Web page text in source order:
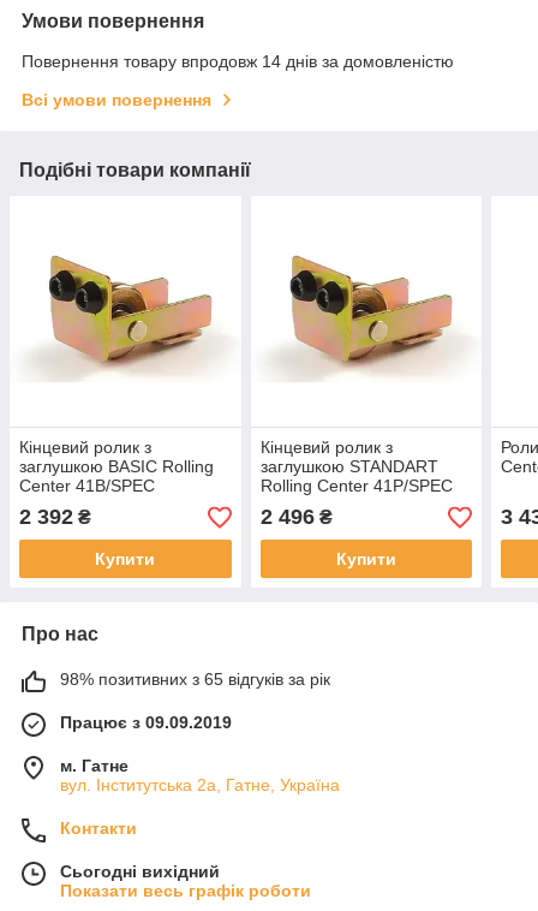
Умови повернення
Повернення товару впродовж 14 днів за домовленістю
Всі умови повернення
Подібні товари компанії
Кінцевий ролик з
заглушкою BASIC Rolling
Center 41B/SPEC
2 392 ₴
Купити
Кінцевий ролик з
заглушкою STANDART
Rolling Center 41P/SPEC
2 496₴
Купити
3
Про нас
98% позитивних з 65 відгуків за рік
Працює з 09.09.2019
м. Гатне
вул. Інститутська 2а, Гатне, Україна
Контакти
Сьогодні вихідний
Показати весь графік роботи